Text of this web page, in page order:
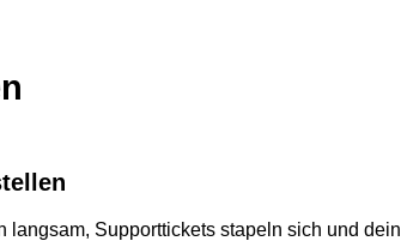
langsam, Supporttickets stapeln sich und dein